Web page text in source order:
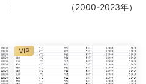
（2000-2023年）
VIP